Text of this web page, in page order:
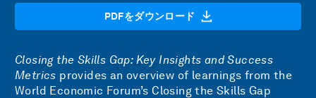
PDFをダウンロード
Closing the Skills Gap: Key Insights and Success
Metrics provides an overview of learnings from the
World Economic Forum’s Closing the Skills Gap